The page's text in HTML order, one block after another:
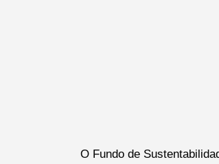
O Fundo de